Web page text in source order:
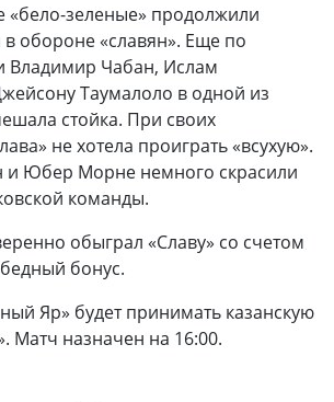
«бело-зеленые» продолжили
обороне «славян». Еще по
Владимир Чабан, Ислам
Таумалоло в одной из
стойка. При своих
не хотела проиграть «всухую».
и Юбер Морне немного скрасили
команды.
обыграл «Славу» со счетом
бонус.
Яр» будет принимать казанскую
Матч назначен на 16:00.